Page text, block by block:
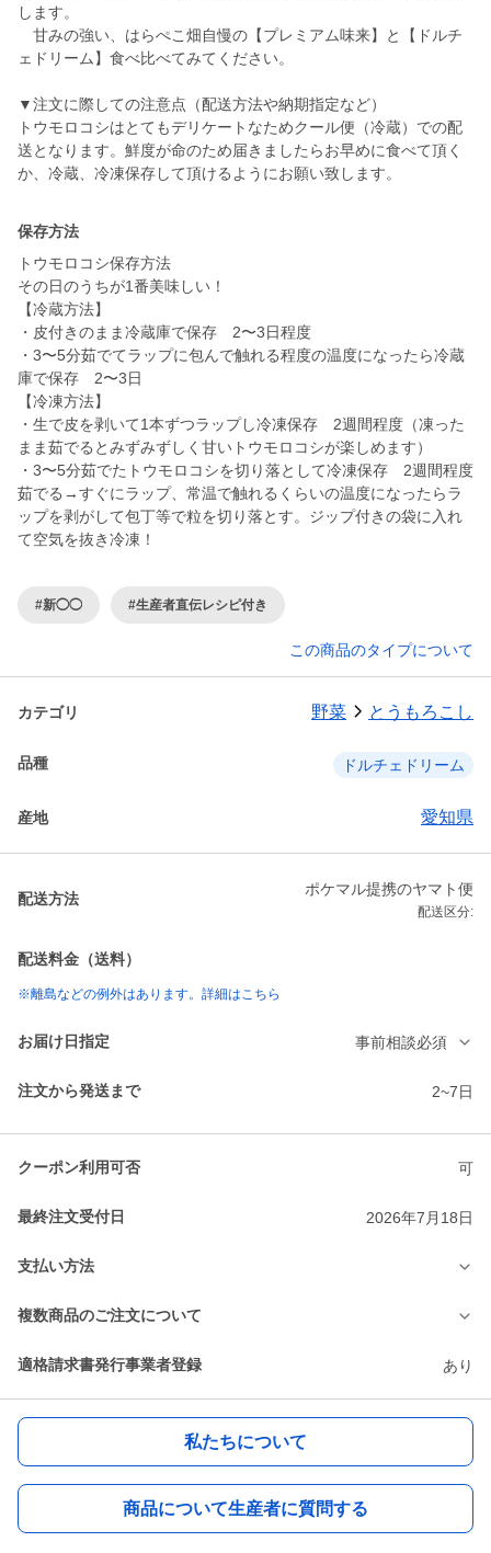
します。
甘みの強い、はらぺこ畑自慢の【プレミアム味来】と【ドルチ
ェドリーム】食べ比べてみてください。
▼注文に際しての注意点（配送方法や納期指定など）
トウモロコシはとてもデリケートなためクール便（冷蔵）での配
送となります。鮮度が命のため届きましたらお早めに食べて頂く
か、冷蔵、冷凍保存して頂けるようにお願い致します。
保存方法
トウモロコシ保存方法
その日のうちが1番美味しい！
【冷蔵方法】
・皮付きのまま冷蔵庫で保存 2〜3日程度
・3〜5分茹でてラップに包んで触れる程度の温度になったら冷蔵
庫で保存 2〜3日
【冷凍方法】
・生で皮を剥いて1本ずつラップし冷凍保存 2週間程度（凍った
まま茹でるとみずみずしく甘いトウモロコシが楽しめます）
・3〜5分茹でたトウモロコシを切り落として冷凍保存 2週間程度
茹でる→すぐにラップ、常温で触れるくらいの温度になったらラ
ップを剥がして包丁等で粒を切り落とす。ジップ付きの袋に入れ
て空気を抜き冷凍！
#新◯◯ #生産者直伝レシピ付き
この商品のタイプについて
カテゴリ 野菜 とうもろこし
品種 ドルチェドリーム
産地 愛知県
配送方法
ポケマル提携のヤマト便
配送区分:
配送料金（送料）
※離島などの例外はあります。詳細はこちら
お届け日指定 事前相談必須
注文から発送まで 2~7日
クーポン利用可否 可
最終注文受付日 2026年7月18日
支払い方法
複数商品のご注文について
適格請求書発行事業者登録 あり
私たちについて
商品について生産者に質問する